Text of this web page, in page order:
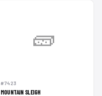
🧱
#7423
MOUNTAIN SLEIGH